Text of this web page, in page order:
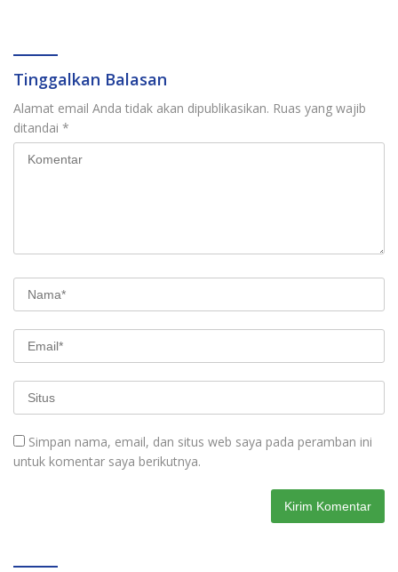
Tinggalkan Balasan
Alamat email Anda tidak akan dipublikasikan. Ruas yang wajib
ditandai *
Simpan nama, email, dan situs web saya pada peramban ini
untuk komentar saya berikutnya.